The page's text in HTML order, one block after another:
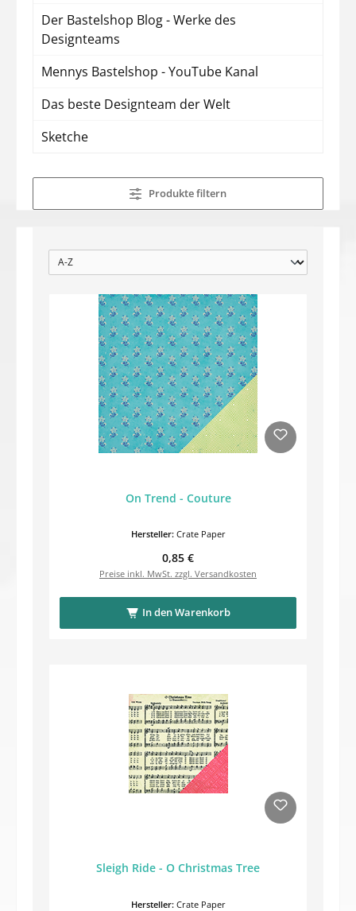
Der Bastelshop Blog - Werke des
Designteams
Mennys Bastelshop - YouTube Kanal
Das beste Designteam der Welt
Sketche
Produkte filtern
On Trend - Couture
Hersteller: Crate Paper
Regulärer Preis:
0,85 €
Preise inkl. MwSt. zzgl. Versandkosten
In den Warenkorb
Sleigh Ride - O Christmas Tree
Hersteller: Crate Paper